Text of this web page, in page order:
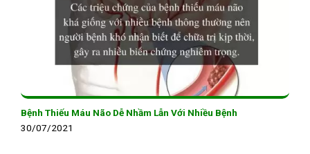
Bệnh Thiếu Máu Não Dễ Nhầm Lẫn Với Nhiều Bệnh
30/07/2021